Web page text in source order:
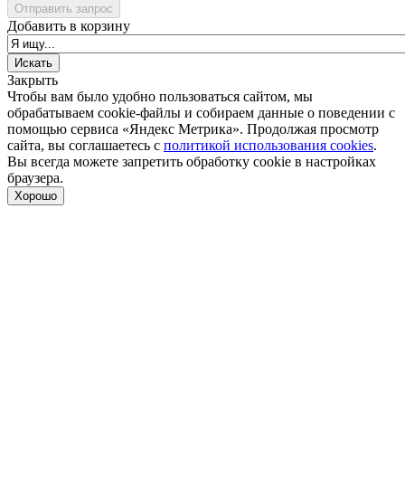
Отправить запрос
Добавить в корзину
Закрыть
Чтобы вам было удобно пользоваться сайтом, мы
обрабатываем cookie-файлы и собираем данные о поведении с
помощью сервиса «Яндекс Метрика». Продолжая просмотр
сайта, вы соглашаетесь с политикой использования cookies.
Вы всегда можете запретить обработку cookie в настройках
браузера.
Хорошо